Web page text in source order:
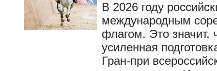
В 2026 году
международным
флагом. Это значит,
усиленная
Гран-при